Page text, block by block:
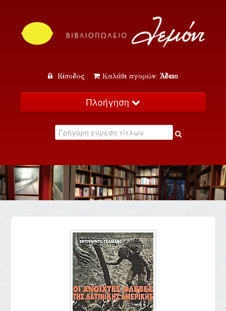
Είσοδος Καλάθι αγορών: Άδειο
Πλοήγηση
Κατάλογος
Εκδηλώσεις
Επικοινωνία